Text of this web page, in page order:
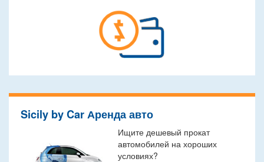
Sicily by Car Аренда авто
Ищите дешевый прокат
автомобилей на хороших
условиях?